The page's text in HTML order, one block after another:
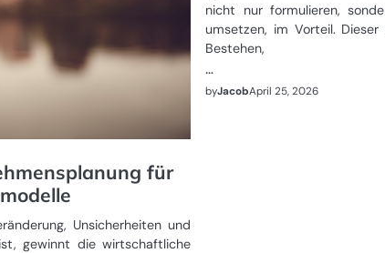
für
Unsicherheiten und
gewinnt die wirtschaftliche
nicht nur formulieren,
umsetzen, im Vorteil.
Bestehen,
…
byJacobApril 25, 2026